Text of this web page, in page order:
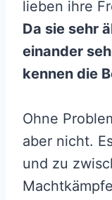
lieben ihre
Da sie sehr
einander
kennen die
Ohne
aber nicht.
und zu